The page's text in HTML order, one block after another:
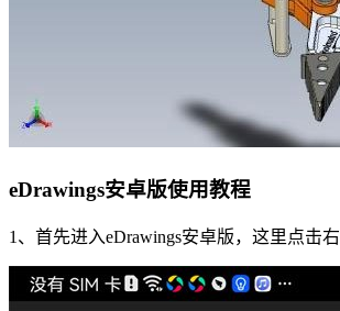
eDrawings安卓版使用教程
1、首先进入eDrawings安卓版，这里点击